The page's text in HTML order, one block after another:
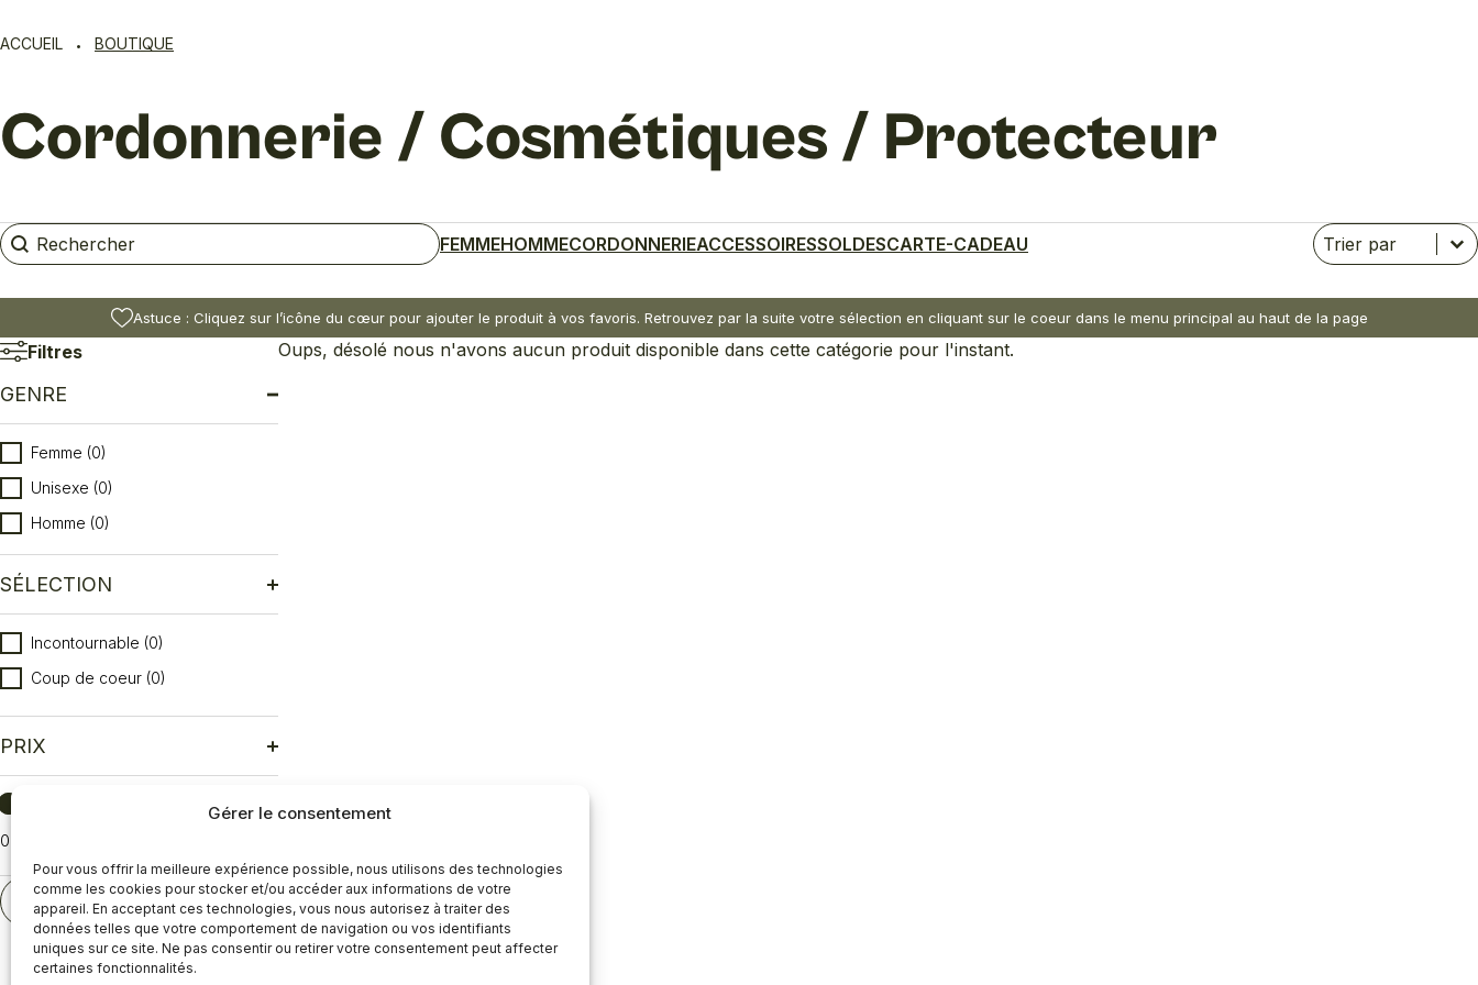
Gérer le consentement
Pour vous offrir la meilleure expérience possible, nous utilisons des technologies
comme les cookies pour stocker et/ou accéder aux informations de votre
appareil. En acceptant ces technologies, vous nous autorisez à traiter des
données telles que votre comportement de navigation ou vos identifiants
uniques sur ce site. Ne pas consentir ou retirer votre consentement peut affecter
certaines fonctionnalités.
ACCUEIL BOUTIQUE
Cordonnerie / Cosmétiques / Protecteur
Rechercher
Rechercher FEMMEHOMMECORDONNERIEACCESSOIRESSOLDESCARTE-CADEAU Trier
Trier le contenu
Trier le contenu
Astuce : Cliquez sur l’icône du cœur pour ajouter le produit à vos favoris. Retrouvez par la suite votre sélection en cliquant sur le coeur dans le menu principal au haut de la page
Filtres
GENRE
Genre
Femme (0)
Unisexe (0)
Homme (0)
SÉLECTION
Sélection
Incontournable (0)
Coup de coeur (0)
PRIX
Prix
0
RÉINITIALISER
Oups, désolé nous n'avons aucun produit disponible dans cette catégorie pour l'instant.